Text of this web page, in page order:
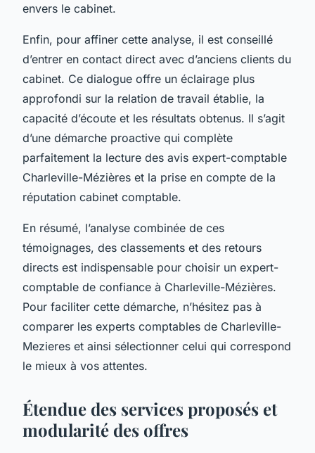
envers le cabinet.
Enfin, pour affiner cette analyse, il est conseillé
d’entrer en contact direct avec d’anciens clients du
cabinet. Ce dialogue offre un éclairage plus
approfondi sur la relation de travail établie, la
capacité d’écoute et les résultats obtenus. Il s’agit
d’une démarche proactive qui complète
parfaitement la lecture des avis expert-comptable
Charleville-Mézières et la prise en compte de la
réputation cabinet comptable.
En résumé, l’analyse combinée de ces
témoignages, des classements et des retours
directs est indispensable pour choisir un expert-
comptable de confiance à Charleville-Mézières.
Pour faciliter cette démarche, n’hésitez pas à
comparer les experts comptables de Charleville-
Mezieres et ainsi sélectionner celui qui correspond
le mieux à vos attentes.
Étendue des services proposés et
modularité des offres